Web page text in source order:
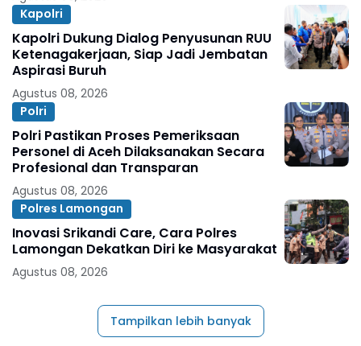
Kapolri
Kapolri Dukung Dialog Penyusunan RUU
Ketenagakerjaan, Siap Jadi Jembatan
Aspirasi Buruh
Agustus 08, 2026
Polri
Polri Pastikan Proses Pemeriksaan
Personel di Aceh Dilaksanakan Secara
Profesional dan Transparan
Agustus 08, 2026
Polres Lamongan
Inovasi Srikandi Care, Cara Polres
Lamongan Dekatkan Diri ke Masyarakat
Agustus 08, 2026
Tampilkan lebih banyak